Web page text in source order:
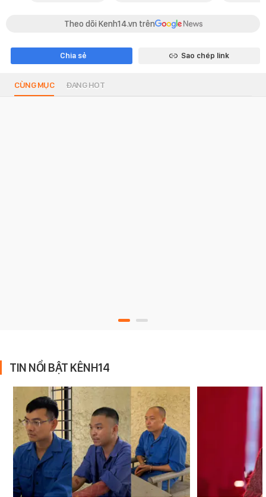
Theo dõi Kenh14.vn trên
Chia sẻ Sao chép link
CÙNG MỤC ĐANG HOT
TIN NỔI BẬT KÊNH14